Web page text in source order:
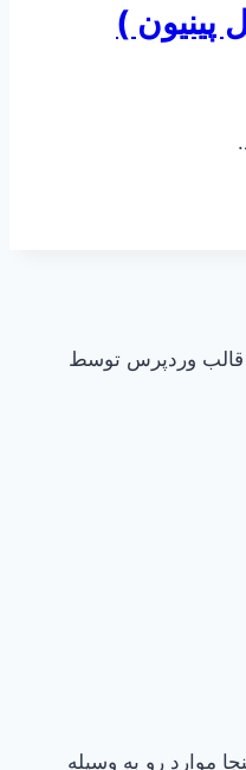
موارد رو به وسیله